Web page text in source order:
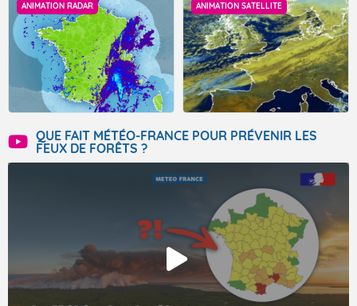
ANIMATION RADAR ANIMATION SATELLITE
QUE FAIT MÉTÉO-FRANCE POUR PRÉVENIR LES
FEUX DE FORÊTS ?